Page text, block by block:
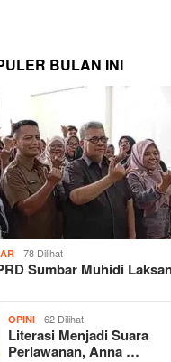
BULAN INI
78 Dilihat
Sumbar Muhidi
OPINI 62 Dilihat
Literasi Menjadi Suara
Perlawanan, Anna …